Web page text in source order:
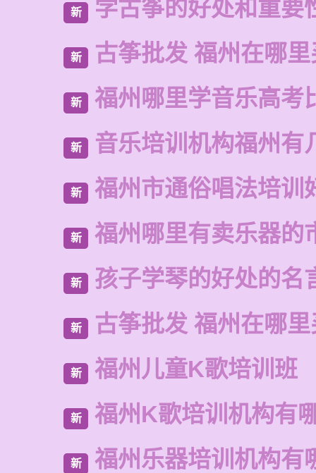
新 学古筝的好处和重要
新 古筝批发 福州在哪
新 福州哪里学音乐高考
新 音乐培训机构福州有
新 福州市通俗唱法培训
新 福州哪里有卖乐器的
新 孩子学琴的好处的名
新 古筝批发 福州在哪
新 福州儿童K歌培训班
新 福州K歌培训机构有
新 福州乐器培训机构有